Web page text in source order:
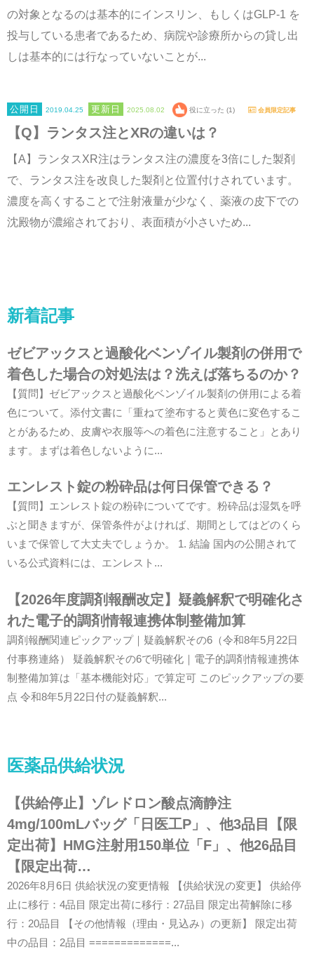
の対象となるのは基本的にインスリン、もしくはGLP-1 を
投与している患者であるため、病院や診療所からの貸し出
しは基本的には行なっていないことが...
2019.04.25 2025.08.02 役に立った (1) 会員限定記事
【Q】ランタス注とXRの違いは？
【A】ランタスXR注はランタス注の濃度を3倍にした製剤
で、ランタス注を改良した製剤と位置付けされています。
濃度を高くすることで注射液量が少なく、薬液の皮下での
沈殿物が濃縮されており、表面積が小さいため...
新着記事
ゼビアックスと過酸化ベンゾイル製剤の併用で
着色した場合の対処法は？洗えば落ちるのか？
【質問】ゼビアックスと過酸化ベンゾイル製剤の併用による着
色について。添付文書に「重ねて塗布すると黄色に変色するこ
とがあるため、皮膚や衣服等への着色に注意すること」とあり
ます。まずは着色しないように...
エンレスト錠の粉砕品は何日保管できる？
【質問】エンレスト錠の粉砕についてです。粉砕品は湿気を呼
ぶと聞きますが、保管条件がよければ、期間としてはどのくら
いまで保管して大丈夫でしょうか。 1. 結論 国内の公開されて
いる公式資料には、エンレスト...
【2026年度調剤報酬改定】疑義解釈で明確化さ
れた電子的調剤情報連携体制整備加算
調剤報酬関連ピックアップ｜疑義解釈その6（令和8年5月22日
付事務連絡） 疑義解釈その6で明確化｜電子的調剤情報連携体
制整備加算は「基本機能対応」で算定可 このピックアップの要
点 令和8年5月22日付の疑義解釈...
医薬品供給状況
【供給停止】ゾレドロン酸点滴静注
4mg/100mLバッグ「日医工P」、他3品目【限
定出荷】HMG注射用150単位「F」、他26品目
【限定出荷…
2026年8月6日 供給状況の変更情報 【供給状況の変更】 供給停
止に移行：4品目 限定出荷に移行：27品目 限定出荷解除に移
行：20品目 【その他情報（理由・見込み）の更新】 限定出荷
中の品目：2品目 =============...